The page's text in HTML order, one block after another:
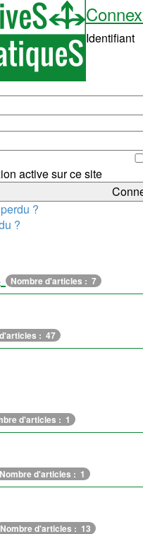
Identifiant
active sur ce site
?
?
Nombre d'articles : 7
: 47
d'articles : 1
Nombre d'articles : 1
Nombre d'articles : 13